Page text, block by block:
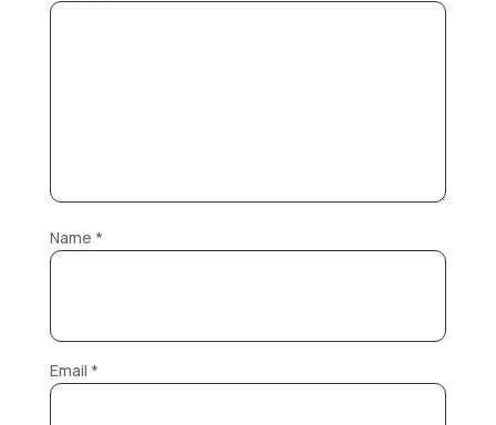
Name *
Email *